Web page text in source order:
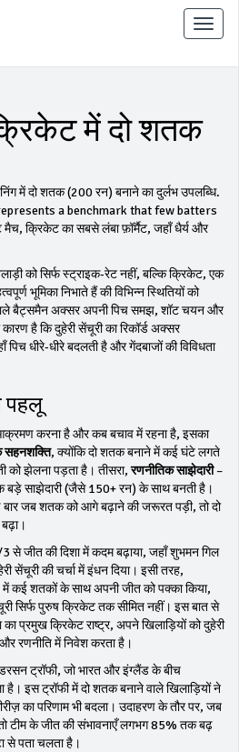
टॉगल
से
में दो शतक
में दो शतक (200 रन) बनाने का दुर्लभ उपलब्धि.
a benchmark that few batters
मैच, क्रिकेट का सबसे लंबा फ़ॉर्मैट, जहाँ धैर्य और
को सिर्फ स्ट्राइक‑रेट नहीं, बल्किक्रिकेट, एक
भूमिका निभाते हैंकी विभिन्न स्थितियों को
बैट्समैन अक्सर अपनी पिच समझ, शॉट चयन और
है कि दुहेरी सेंचूरी का रिकॉर्ड अक्सर
धीरे‑धीरे बदलती है और गेंदबाजों की विविधता
पहलू
करना है और कब बचाव में रहना है, इसका
सहनशक्ति, क्योंकि दो शतक बनाने में कई घंटे लगते
को झेलना पड़ता है। तीसरा,रणनीतिक साझेदारी–
बड़े साझेदारी (जैसे 150+ रन) के साथ बनती है।
बार जब शतक को आगे बढ़ाने की जरूरत पड़ी, तो दो
से जीत की दिशा में कदम बढ़ाया, जहाँ शुभमन गिल
की चर्चा में इंधन दिया। इसी तरह,
में कई शतकों के साथ अपनी जीत को पक्का किया,
सिर्फ पुरुष क्रिकेट तक सीमित नहीं। इस बात से
का प्रमुख क्रिकेट राष्ट्र, अपने खिलाड़ियों को दुहेरी
रणनीति में निवेश करता है ।
ट्रॉफी, जो भारत और इंग्लैंड के बीच
है। इस ट्रॉफी में दो शतक बनाने वाले खिलाड़ियों ने
का परिणाम भी बदला। उदाहरण के तौर पर, जब
तो टीम के जीत की संभावनाएँ लगभग 85% तक बढ़
से पता चलता है।